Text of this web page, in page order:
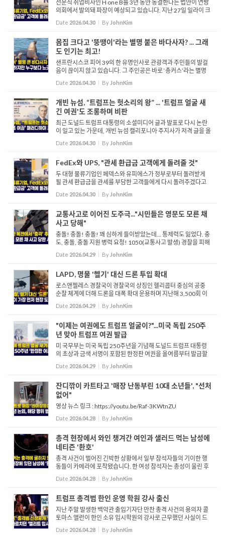
전문직 취업비자인 H one B를 3년 동안 동결한다는 법안이 연방
의회에서 발의돼 파장이 예상되고 있습니다. 지난 27일 일라이 크
레인을 포함한 공화당 연방 하원의원들은 H one B 제도를 대폭
축소하는 내용을 담은 2026 H one B 비자 남용 방지법을 발의했
Date 2026.04.30 By JohnKim
몸집 크다고 '뚱땡이'라는 별명 붙은 바다사자? ... 그래
도 인기는 최고!
샌프란시스코 피어 39의 한 유명인사로 관광객과 주민들의 발걸
음이 끊이지 않고 있습니다. 그 주인공은 바로 ‘총커스’라는 별명
을 가진 거대한 큰바다사잡니다. 총커스라는 별명은 포동이 또는
뚱땡이로 번역되지만, 주로 육중한 몸집을 가진 동...
Date 2026.04.30 By JohnKim
개빈 뉴섬, “트럼프는 헛소리의 왕” ... '트럼프 얼굴 새
긴 여권'도 조롱하며 비판
최근 도널드 트럼프 대통령의 소셜미디어 글과 발표로 다시 논란
이 일고 있는 가운데, 개빈 뉴섬 캘리포니아 주지사가 저격 글을 올
리며 공방이 더욱 격화되고 있습니다. 백악관 공식 계정은 트럼프
대통령과 찰스 3세 영국 국왕이 함께 웃고 있는 사진을 게시...
Date 2026.04.30 By JohnKim
FedEx와 UPS, "관세 환급금 고객에게 돌려줄 것"
두 대형 물류기업인 페덱스와 유피에스가 정부로부터 돌려받게
될 관세 환급금을 관세를 부담한 고객들에게 다시 돌려주겠다고
발표했습니다. 두 회사는 고객이 지불한 관세에 대한 환급금이 정
부로부터 지급될 경우, 이를 원래의 부담 주체인 고객에게 전달
Date 2026.04.30 By JohnKim
교통사고로 이어진 도주극..."시민들은 영문도 모른 채
사고 당해"
충돌! 충돌! 충돌! 꽤 심하게 들이받았는데… 통제력도 잃었다. 충
도, 충돌, 충돌 지원 병력 요청! 1050(교통사고 발생) 경찰을 피해
도주하던 차량이 대형 사고를 일으킵니다. 그리고 잠시후 수십발
의 총성이 들립니다. 출동한 경찰들과 운전자의 총격...
Date 2026.04.29 By JohnKim
LAPD, 명물 '헬기' 대신 드론 투입 확대
로스앤젤레스 경찰국이 경찰국의 상징인 헬리콥터 중심의 공중
순찰 체계에 더해 드론을 대폭 확대 운용하며 지난해 3,500회 이
상 출동시킨 것으로 나타났습니다. 이 같은 변화는 높은 헬리콥터
운영 비용과 소음 민원, 그리고 더 빠른 초기 대응 필요성 때문...
Date 2026.04.29 By JohnKim
"이제는 여권에도 트럼프 얼굴이?"...미국 독립 250주
년 맞아 트럼프 여권 발급
미 국무부는 미국 독립 250주년을 기념해 도널드 트럼프 대통령
의 초상과 금색 서명이 포함된 한정판 여권을 올여름부터 발급할
예정이라고 밝혔습니다. 워싱턴 여권 발급기관에서 직접 갱신하
는 경우 새 디자인이 기본으로 제공되며, 온라인이나 다른 지역
Date 2026.04.29 By JohnKim
잔디깎이 카트타고 '매장 난동부린 10대 소년들', "선처
없어"
영상 뉴스 링크 : https://youtu.be/Raf-3KWtnZU
Date 2026.04.28 By JohnKim
총격 현장에서 와인 챙겨간 여인과 샐러드 먹는 남성에
네티즌 '환호'
총격 사건이 벌어진 긴박한 상황에서 일부 참석자들의 기이한 행
동들이 카메라에 포착됐습니다. 한 여성 참석자는 총성이 울린 후
아수라장이 된 가운데 태연하게 와인을 챙기는 모습이 보입니다.
해당 여성의 신원은 아직 파악되지 않았으며 온라인에서는 이 ...
Date 2026.04.28 By JohnKim
트럼프 총격범 한인 운영 학원 강사 출신
지난 주말 발생한 백악관 출입기자단 만찬 총격 사건의 용의자 콜
토마스 앨런이 한인 소유 입시학원의 강사로 근무했던 사실이 드
러나며 해당 학원은 일찌감치 선긋기에 나섰습니다. 특히 앨런은
지난 2024년 해당 학원으로부터 이달의 강사로 선정됐던 경력...
Date 2026.04.28 By JohnKim